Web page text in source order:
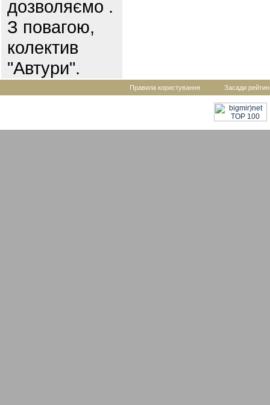
дозволяємо .
З повагою,
колектив
"Автури".
Правила користування Засади